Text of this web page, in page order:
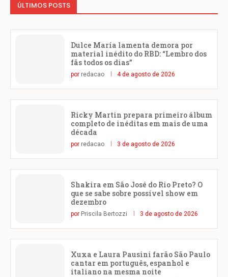
ÚLTIMOS POSTS
Dulce María lamenta demora por
material inédito do RBD: “Lembro dos
fãs todos os dias”
por redacao 4 de agosto de 2026
Ricky Martin prepara primeiro álbum
completo de inéditas em mais de uma
década
por redacao 3 de agosto de 2026
Shakira em São José do Rio Preto? O
que se sabe sobre possível show em
dezembro
por Priscila Bertozzi 3 de agosto de 2026
Xuxa e Laura Pausini farão São Paulo
cantar em português, espanhol e
italiano na mesma noite